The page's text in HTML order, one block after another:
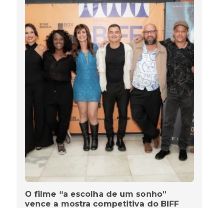
O filme “a escolha de um sonho”
vence a mostra competitiva do BIFF